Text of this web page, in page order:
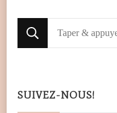
Looking
for
SUIVEZ-NOUS!